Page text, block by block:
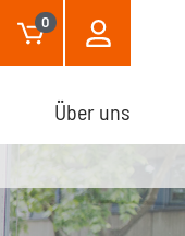
0
Über uns